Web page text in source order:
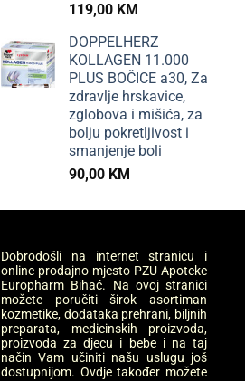
119,00 KM
DOPPELHERZ
KOLLAGEN 11.000
PLUS BOČICE a30, Za
zdravlje hrskavice,
zglobova i mišića, za
bolju pokretljivost i
smanjenje boli
90,00 KM
Dobrodošli na internet stranicu i
online prodajno mjesto PZU Apoteke
Europharm Bihać. Na ovoj stranici
možete poručiti širok asortiman
kozmetike, dodataka prehrani, biljnih
preparata, medicinskih proizvoda,
proizvoda za djecu i bebe i na taj
način Vam učiniti našu uslugu još
dostupnijom. Ovdje također možete